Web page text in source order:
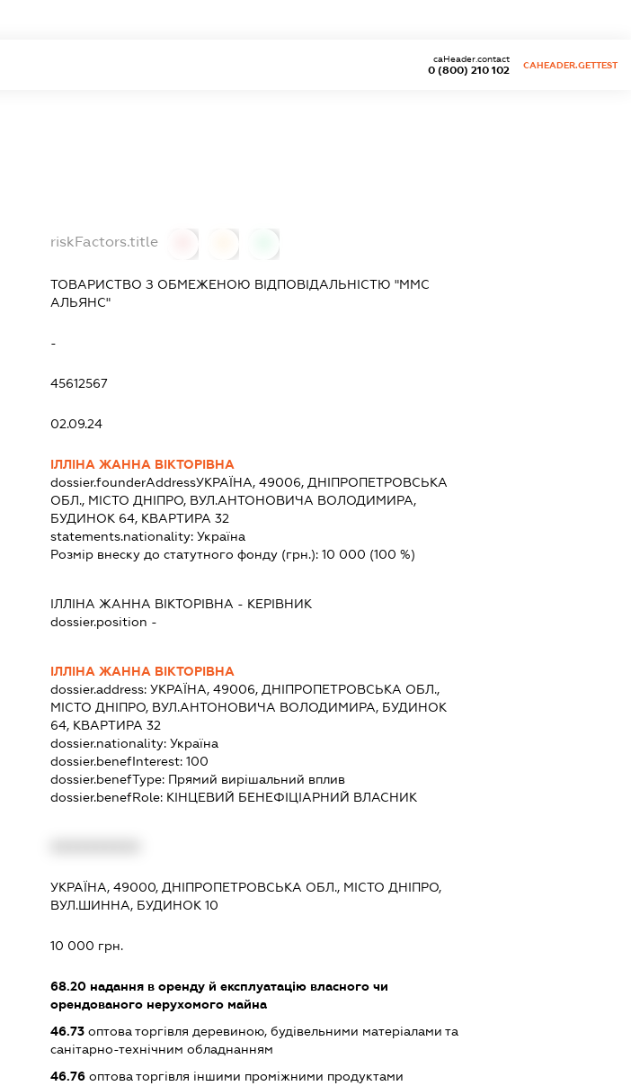
0 (800) 210 102
caHeader.contact
CAHEADER.GETTEST
riskFactors.title
ТОВАРИСТВО З ОБМЕЖЕНОЮ ВІДПОВІДАЛЬНІСТЮ "ММС
АЛЬЯНС"
-
45612567
02.09.24
ІЛЛІНА ЖАННА ВІКТОРІВНА
dossier.founderAddressУКРАЇНА, 49006, ДНІПРОПЕТРОВСЬКА
ОБЛ., МІСТО ДНІПРО, ВУЛ.АНТОНОВИЧА ВОЛОДИМИРА,
БУДИНОК 64, КВАРТИРА 32
statements.nationality: Україна
Розмір внеску до статутного фонду (грн.): 10 000 (100 %)
ІЛЛІНА ЖАННА ВІКТОРІВНА - КЕРІВНИК
dossier.position -
ІЛЛІНА ЖАННА ВІКТОРІВНА
dossier.address: УКРАЇНА, 49006, ДНІПРОПЕТРОВСЬКА ОБЛ.,
МІСТО ДНІПРО, ВУЛ.АНТОНОВИЧА ВОЛОДИМИРА, БУДИНОК
64, КВАРТИРА 32
dossier.nationality: Україна
dossier.benefInterest: 100
dossier.benefType: Прямий вирішальний вплив
dossier.benefRole: КІНЦЕВИЙ БЕНЕФІЦІАРНИЙ ВЛАСНИК
УКРАЇНА, 49000, ДНІПРОПЕТРОВСЬКА ОБЛ., МІСТО ДНІПРО,
ВУЛ.ШИННА, БУДИНОК 10
10 000 грн.
68.20надання в оренду й експлуатацію власного чи
орендованого нерухомого майна
46.73оптова торгівля деревиною, будівельними матеріалами та
санітарно-технічним обладнанням
46.76оптова торгівля іншими проміжними продуктами